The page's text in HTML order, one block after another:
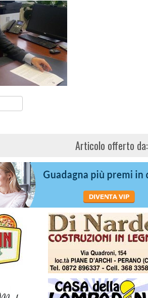
Articolo offerto da: